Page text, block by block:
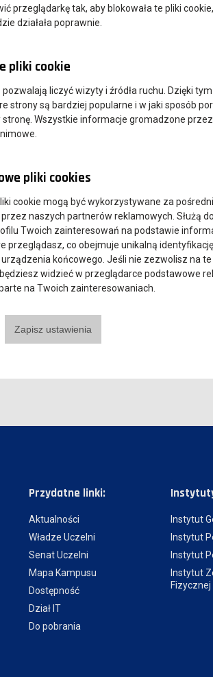
| Szkolenie dla BIBLIOTEK
| Szkolenie dla
Source podczas bezpłatnego dostępu
Przydatne linki:
Aktualności
Władze Uczelni
Senat Uczelni
Mapa Kampusu
Dostępność
Dział IT
Do pobrania
Instytut
Instytut
Instytut
Instytut
Fizycznej
przeglądarkę tak, aby blokowała te pliki
działała poprawnie.
pliki cookie
pozwalają liczyć wizyty i źródła ruchu. Dzięki
strony są bardziej popularne i w jaki sposób
Wszystkie informacje gromadzone
pliki cookies
cookie mogą być wykorzystywane za
naszych partnerów reklamowych. Służą do
Twoich zainteresowań na podstawie
przeglądasz, co obejmuje unikalną
końcowego. Jeśli nie zezwolisz na te
widzieć w przeglądarce podstawowe
na Twoich zainteresowaniach.
Zapisz ustawienia